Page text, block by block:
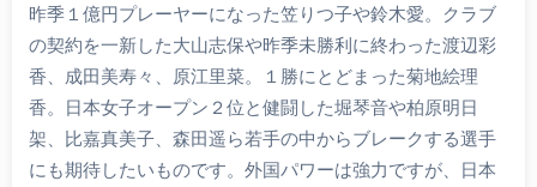
昨季１億円プレーヤーになった笠りつ子や鈴木愛。クラブ
の契約を一新した大山志保や昨季未勝利に終わった渡辺彩
香、成田美寿々、原江里菜。１勝にとどまった菊地絵理
香。日本女子オープン２位と健闘した堀琴音や柏原明日
架、比嘉真美子、森田遥ら若手の中からブレークする選手
にも期待したいものです。外国パワーは強力ですが、日本